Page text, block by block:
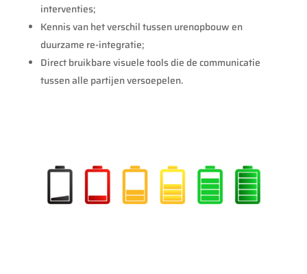
interventies;
Kennis van het verschil tussen urenopbouw en
duurzame re-integratie;
Direct bruikbare visuele tools die de communicatie
tussen alle partijen versoepelen.